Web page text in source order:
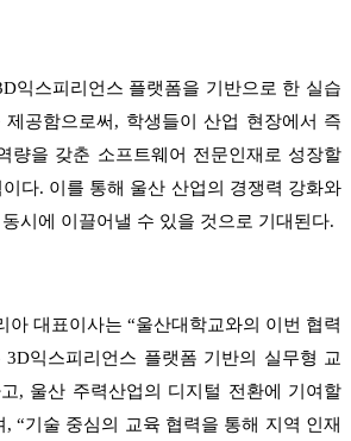
익스피리언스 플랫폼을 기반으로 한 실습
공함으로써, 학생들이 산업 현장에서 즉
량을 갖춘 소프트웨어 전문인재로 성장할
다. 이를 통해 울산 산업의 경쟁력 강화와
시에 이끌어낼 수 있을 것으로 기대된다.
아 대표이사는 “울산대학교와의 이번 협력
익스피리언스 플랫폼 기반의 실무형 교
, 울산 주력산업의 디지털 전환에 기여할
“기술 중심의 교육 협력을 통해 지역 인재